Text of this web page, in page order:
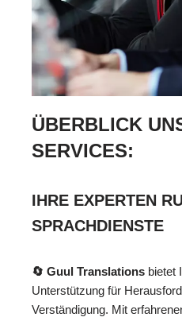
ÜBERBLICK
SERVICES:
IHRE EXPERTEN
SPRACHDIENSTE
🔄 Guul Translations bietet
Unterstützung für
Verständigung. Mit